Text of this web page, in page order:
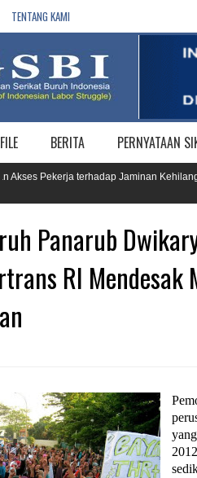
TENTANG KAMI
BERITA PERNYATAAN
Pekerja terhadap Jaminan Kehilangan
Panarub
RI